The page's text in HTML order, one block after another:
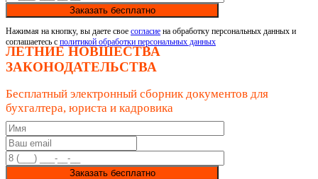
Заказать бесплатно
Нажимая на кнопку, вы даете свое согласие на обработку персональных данных и
соглашаетесь с политикой обработки персональных данных
ЛЕТНИЕ НОВШЕСТВА
ЗАКОНОДАТЕЛЬСТВА
Бесплатный электронный сборник документов для
бухгалтера, юриста и кадровика
Заказать бесплатно